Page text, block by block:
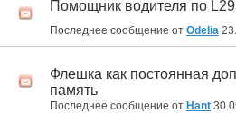
Помощник водителя по
Последнее сообщение от Odelia
Флешка как постоянная
память
Последнее сообщение от Hant